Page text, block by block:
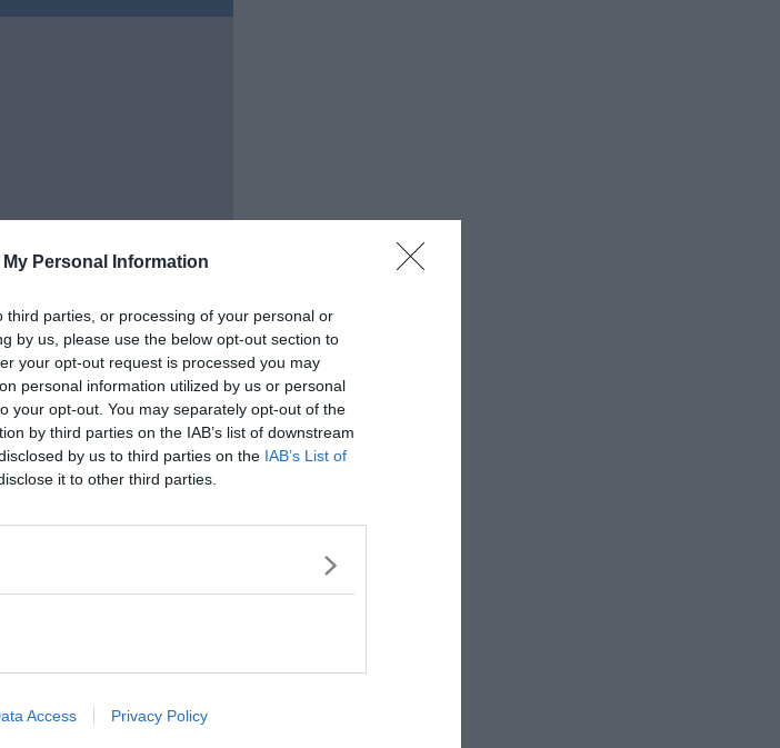
Personal Information
parties, or processing of your personal or
by us, please use the below opt-out section to
your opt-out request is processed you may
personal information utilized by us or personal
your opt-out. You may separately opt-out of the
by third parties on the IAB’s list of downstream
by us to third parties on the IAB’s List of
it to other third parties.
Access Privacy Policy